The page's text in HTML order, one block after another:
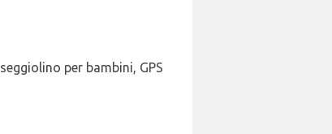
per bambini, GPS